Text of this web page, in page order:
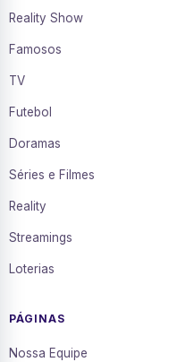
Reality Show
Famosos
TV
Futebol
Doramas
Séries e Filmes
Reality
Streamings
Loterias
PÁGINAS
Nossa Equipe